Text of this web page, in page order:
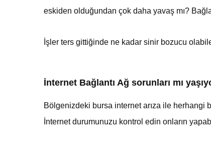
eskiden olduğundan çok daha yavaş mı?
İşler ters gittiğinde ne kadar sinir bozucu
İnternet Bağlantı Ağ sorunları mı
Bölgenizdeki bursa internet arıza ile herhangi
İnternet durumunuzu kontrol edin onların